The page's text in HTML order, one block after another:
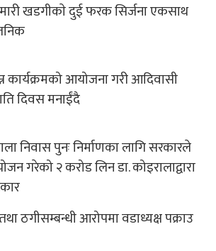
खडगीकाे दुई फरक सिर्जना एकसाथ
कार्यक्रमको आयोजना गरी आदिवासी
दिवस मनाईंदै
निवास पुनः निर्माणका लागि सरकारले
गरेको २ करोड लिन डा. कोइरालाद्वारा
ठगीसम्बन्धी आरोपमा वडाध्यक्ष पक्राउ